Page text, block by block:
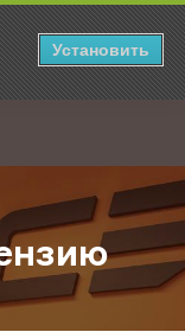
Установить
лицензию